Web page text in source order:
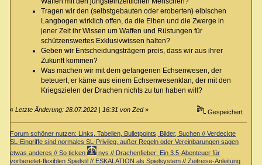
Tragen wir den (selbstgebauten oder eroberten) elbischen
Langbogen wirklich offen, da die Elben und die Zwerge in
jener Zeit ihr Wissen um Waffen und Rüstungen für
schützenswertes Exklusivwissen halten?
Geben wir Entscheidungsträgern preis, dass wir aus ihrer
Zukunft kommen?
Was machen wir mit dem gefangenen Echsenwesen, der
beteuert, er käme aus einem Echsenwesenklan, der mit den
Kriegszielen der Drachen nichts zu tun haben will?
«Letzte Änderung: 28.07.2022 | 16:31 von Zed» Gespeichert
Forum schöner nutzen: Links, Tabellen, Bulletpoints, Bilder, Suchen // Verdeckte
SL-Eingriffe sind normales SL-Privileg, außer Regeln oder Vereinbarungen sagen
etwas anderes // So ticken
nys // Drachenfieber: Ein 3.5-Abenteuer für
vorbereitet-flexiblen Spielstil // ESKALATION als Spielsystem // Zeitreise-Anleitung